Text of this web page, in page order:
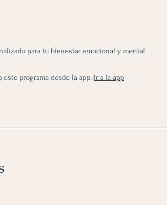
para tu bienestar emocional y mental
programa desde la app. Ir a la app